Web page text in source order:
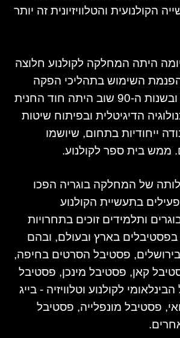
הקולנועית והטלוויזיונית זה יותר
היתה המחלקה לקולנוע חלוצה
השימוש בתהליכי הפקה
קולנועית עדכניים ובשנות ה-90 שוב היתה חוד החנית
הדיגיטלית ובפיתוח שיטות
ייחודיות בתחום, שיושמו
ממש בית ספר לקולנוע.
של המחלקה בוגריה הפכו
בתעשיית הקולנוע
ותלמידים זוכים בתחרויות
בארץ ובעולם, ובהם
פסטיבל הסרטים בחיפה,
קאן, פסטיבל מינכן, פסטיבל
לקולנוע וטלוויזיה - בייג
פסטיבל מונפלייה, פסטיבל